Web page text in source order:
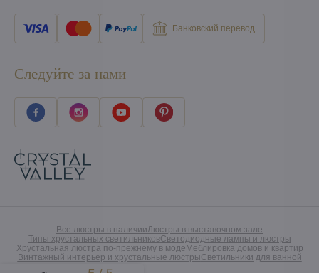
Банковский перевод
Следуйте за нами
Все люстры в наличииЛюстры в выставочном зале
Типы хрустальных светильниковСветодиодные лампы и люстры
Хрустальная люстра по-прежнему в модеМеблировка домов и квартир
Винтажный интерьер и хрустальные люстрыСветильники для ванной